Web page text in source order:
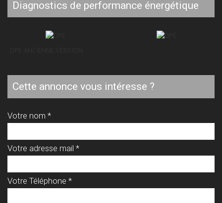
diagnostics de performance énergétique
cette annonce vous intéresse ?
Votre nom *
Votre adresse mail *
Votre Téléphone *